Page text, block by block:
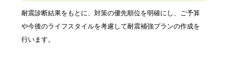
耐震診断結果をもとに、対策の優先順位を明確にし、ご予算
や今後のライフスタイルを考慮して耐震補強プランの作成を
行います。